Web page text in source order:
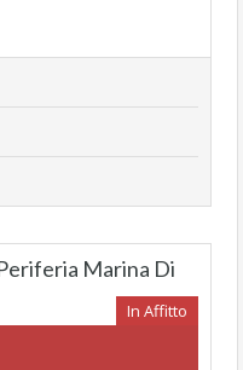
Marina Di
In Affitto